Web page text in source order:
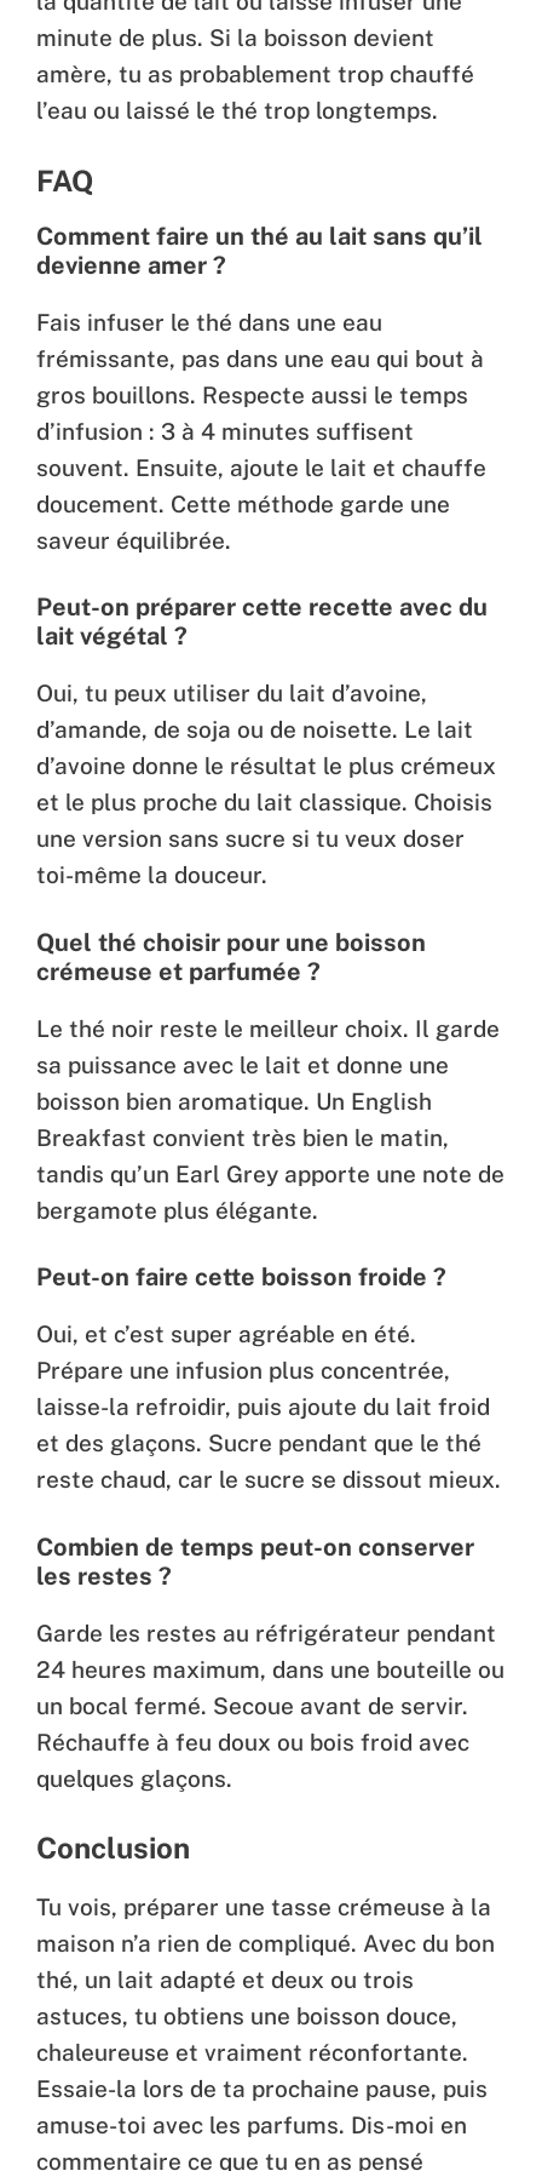
minute de plus. Si la boisson devient
amère, tu as probablement trop chauffé
l’eau ou laissé le thé trop longtemps.
FAQ
Comment faire un thé au lait sans qu’il
devienne amer ?
Fais infuser le thé dans une eau
frémissante, pas dans une eau qui bout à
gros bouillons. Respecte aussi le temps
d’infusion : 3 à 4 minutes suffisent
souvent. Ensuite, ajoute le lait et chauffe
doucement. Cette méthode garde une
saveur équilibrée.
Peut-on préparer cette recette avec du
lait végétal ?
Oui, tu peux utiliser du lait d’avoine,
d’amande, de soja ou de noisette. Le lait
d’avoine donne le résultat le plus crémeux
et le plus proche du lait classique. Choisis
une version sans sucre si tu veux doser
toi-même la douceur.
Quel thé choisir pour une boisson
crémeuse et parfumée ?
Le thé noir reste le meilleur choix. Il garde
sa puissance avec le lait et donne une
boisson bien aromatique. Un English
Breakfast convient très bien le matin,
tandis qu’un Earl Grey apporte une note de
bergamote plus élégante.
Peut-on faire cette boisson froide ?
Oui, et c’est super agréable en été.
Prépare une infusion plus concentrée,
laisse-la refroidir, puis ajoute du lait froid
et des glaçons. Sucre pendant que le thé
reste chaud, car le sucre se dissout mieux.
Combien de temps peut-on conserver
les restes ?
Garde les restes au réfrigérateur pendant
24 heures maximum, dans une bouteille ou
un bocal fermé. Secoue avant de servir.
Réchauffe à feu doux ou bois froid avec
quelques glaçons.
Conclusion
Tu vois, préparer une tasse crémeuse à la
maison n’a rien de compliqué. Avec du bon
thé, un lait adapté et deux ou trois
astuces, tu obtiens une boisson douce,
chaleureuse et vraiment réconfortante.
Essaie-la lors de ta prochaine pause, puis
amuse-toi avec les parfums. Dis-moi en
commentaire ce que tu en as pensé